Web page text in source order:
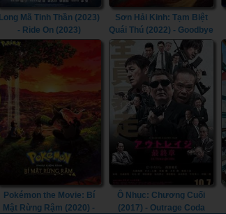
Long Mã Tinh Thần (2023)
- Ride On (2023)
Sơn Hải Kinh: Tạm Biệt
Quái Thú (2022) - Goodbye
Monster (2022)
Pokémon the Movie: Bí
Mật Rừng Rậm (2020) -
Ô Nhục: Chương Cuối
(2017) - Outrage Coda